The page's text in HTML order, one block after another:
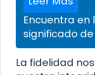
Encuentra en
significado
La fidelidad